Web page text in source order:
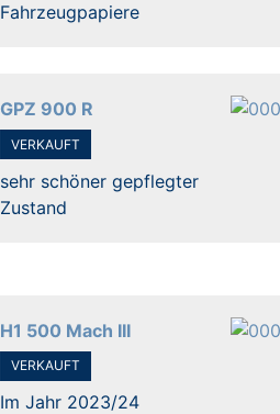
Fahrzeugpapiere
GPZ 900 R
VERKAUFT
sehr schöner gepflegter
Zustand
H1 500 Mach III
VERKAUFT
Im Jahr 2023/24